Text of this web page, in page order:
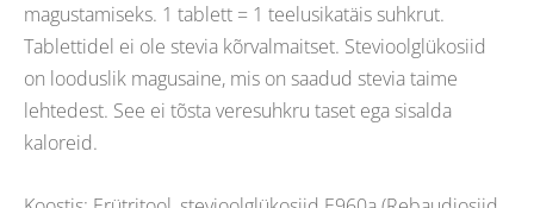
magustamiseks. 1 tablett = 1 teelusikatäis suhkrut.
Tablettidel ei ole stevia kõrvalmaitset. Stevioolglükosiid
on looduslik magusaine, mis on saadud stevia taime
lehtedest. See ei tõsta veresuhkru taset ega sisalda
kaloreid.